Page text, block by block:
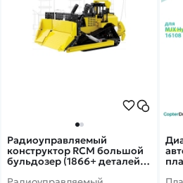
Радиоуправляемый
конструктор RCM большой
бульдозер (1866+ деталей) -